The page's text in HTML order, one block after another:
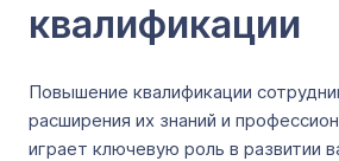
квалификации
Повышение квалификации
расширения их знаний и
играет ключевую роль в развитии